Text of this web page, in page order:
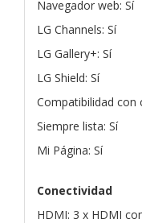
Navegador web: Sí
LG Channels: Sí
LG Gallery+: Sí
LG Shield: Sí
Compatibilidad con
Siempre lista: Sí
Mi Página: Sí
Conectividad
HDMI: 3 x HDMI